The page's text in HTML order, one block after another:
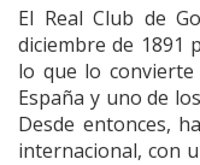
El Real Club de
diciembre de 1891
lo que lo
España y uno de
Desde entonces,
internacional, con